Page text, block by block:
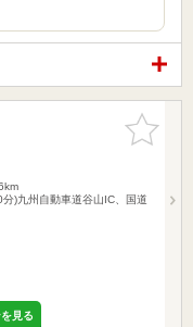
お気に入
りに追加
)九州自動車道谷山IC、国道
見る